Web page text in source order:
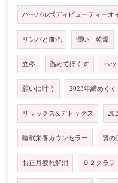
ハーバルボディビューティーオ
リンパと血流 潤い 乾燥
立冬 温めてほぐす ヘッ
願いは叶う 2023年締めくく
リラックス&デトックス
睡眠栄養カウンセラー 質の
お正月疲れ解消 Ｏ２クラフ